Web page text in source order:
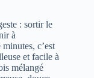
: sortir le
à
c’est
et facile à
mélangé